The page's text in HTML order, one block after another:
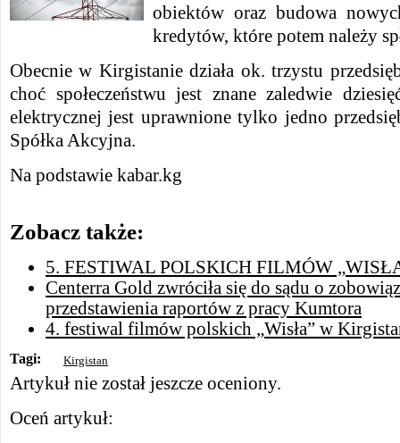
obiektów oraz budowa
kredytów, które potem należy
Obecnie w Kirgistanie działa ok. trzystu
choć społeczeństwu jest znane zaledwie
elektrycznej jest uprawnione tylko jedno
Spółka Akcyjna.
Na podstawie kabar.kg
Zobacz także:
5. FESTIWAL POLSKICH FILMÓW
Centerra Gold zwróciła się do sądu o
przedstawienia raportów z pracy Kumtora
4. festiwal filmów polskich „Wisła” w
Tagi: Kirgistan
Artykuł nie został jeszcze oceniony.
Oceń artykuł: